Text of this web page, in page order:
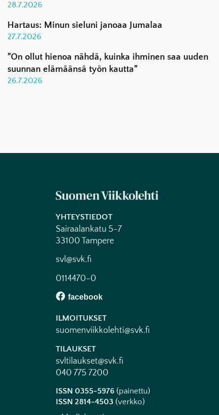
28.7.2026
Hartaus: Minun sieluni janoaa Jumalaa
27.7.2026
”On ollut hienoa nähdä, kuinka ihminen saa uuden
suunnan elämäänsä työn kautta”
26.7.2026
YHTEYSTIEDOT
Sairaalankatu 5-7
33100 Tampere
svl@svk.fi
0114470-0
ILMOITUKSET
suomenviikkolehti@svk.fi
TILAUKSET
svltilaukset@svk.fi
040 775 7200
ISSN 0355-5976 (painettu)
ISSN 2814-4503 (verkko)